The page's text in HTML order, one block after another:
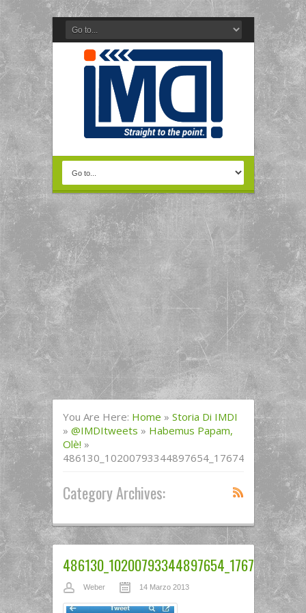
You Are Here: Home » Storia Di IMDI
» @IMDItweets » Habemus Papam,
Olè! »
486130_10200793344897654_176749142_n
Category Archives:
486130_10200793344897654_176749142_n
Weber 14 Marzo 2013